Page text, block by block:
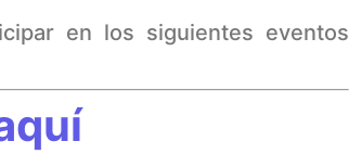
en los siguientes eventos